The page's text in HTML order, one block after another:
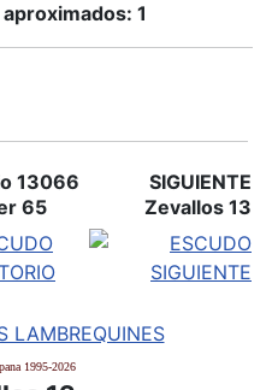
1
13066
65
SIGUIENTE
Zevallos 13
1995-2026